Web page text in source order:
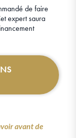
de faire
expert saura
avant de